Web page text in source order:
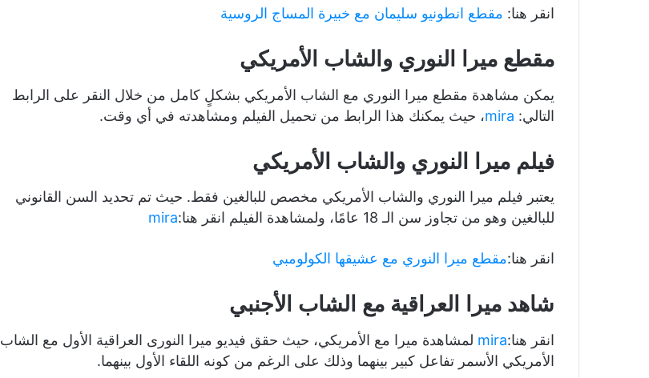
انقر هنا: مقطع انطونيو سليمان مع خبيرة المساج الروسية
مقطع ميرا النوري والشاب الأمريكي
يمكن مشاهدة مقطع ميرا النوري مع الشاب الأمريكي بشكلٍ كامل من خلال النقر على الرابط
التالي: mira، حيث يمكنك هذا الرابط من تحميل الفيلم ومشاهدته في أي وقت.
فيلم ميرا النوري والشاب الأمريكي
يعتبر فيلم ميرا النوري والشاب الأمريكي مخصص للبالغين فقط. حيث تم تحديد السن القانوني
للبالغين وهو من تجاوز سن الـ 18 عامًا، ولمشاهدة الفيلم انقر هنا:
mira
انقر هنا:مقطع ميرا النوري مع عشيقها الكولومبي
شاهد ميرا العراقية مع الشاب الأجنبي
انقر هنا:mira لمشاهدة ميرا مع الأمريكي، حيث حقق فيديو ميرا النورى العراقية الأول مع الشاب
الأمريكي الأسمر تفاعل كبير بينهما وذلك على الرغم من كونه اللقاء الأول بينهما.